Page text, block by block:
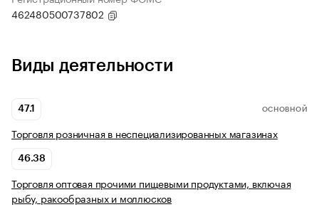
462480500737802
Виды деятельности
47.1 ОСНОВНОЙ
Торговля розничная в неспециализированных магазинах
46.38
Торговля оптовая прочими пищевыми продуктами, включая
рыбу, ракообразных и моллюсков